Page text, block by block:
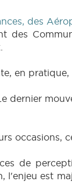
des
des
en pratique,
dernier
occasions,
de
est